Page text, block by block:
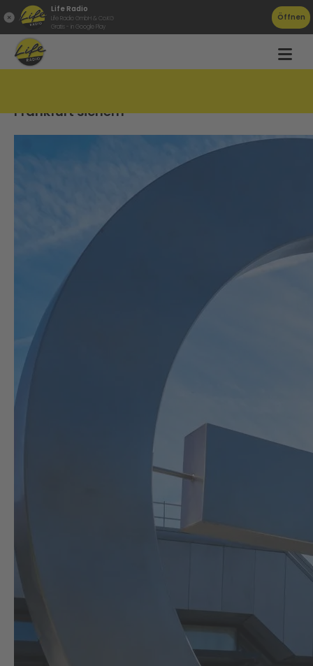
Life Radio
Life Radio GmbH & Co.KG
Gratis - in Google Play
Öffnen
Frankfurt sichern